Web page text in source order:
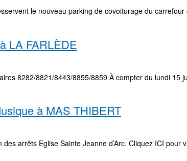
le nouveau parking de covoiturage du carrefour
LA FARLÈDE
8282/8821/8443/8855/8859 À compter du lundi 15
à MAS THIBERT
arrêts Eglise Sainte Jeanne d’Arc. Cliquez ICI pour